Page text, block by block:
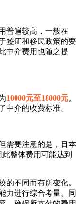
普遍较高，一般在
签证和移民政策的要
中介费用也随之提
10000元至18000元。
中介的收费标准。
需要注意的是，日本
此整体费用可能达到
的不同而有所变化。
力进行综合考量。同